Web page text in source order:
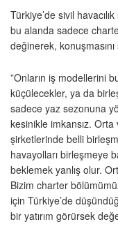
Türkiye’de sivil
bu alanda sadece
değinerek,
”Onların iş modellerini
küçülecekler, ya da
sadece yaz sezonuna
kesinikle imkansız.
şirketlerinde belli
havayolları birleşmeye
beklemek yanlış olur.
Bizim charter
için Türkiye’de
bir yatırım görürsek